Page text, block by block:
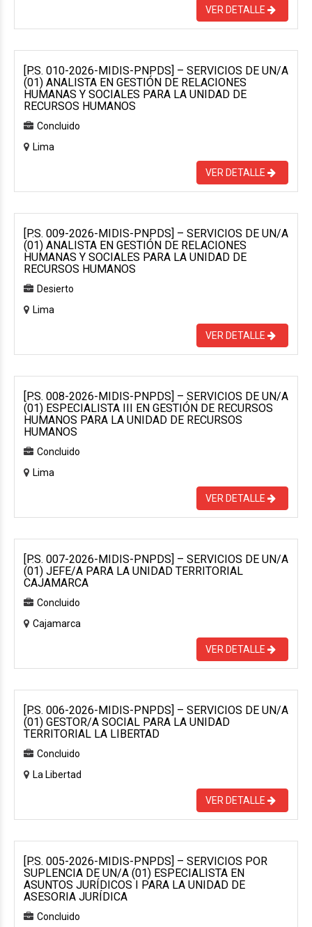
VER DETALLE
[P.S. 010-2026-MIDIS-PNPDS] – SERVICIOS DE UN/A
(01) ANALISTA EN GESTIÓN DE RELACIONES
HUMANAS Y SOCIALES PARA LA UNIDAD DE
RECURSOS HUMANOS
Concluido
Lima
VER DETALLE
[P.S. 009-2026-MIDIS-PNPDS] – SERVICIOS DE UN/A
(01) ANALISTA EN GESTIÓN DE RELACIONES
HUMANAS Y SOCIALES PARA LA UNIDAD DE
RECURSOS HUMANOS
Desierto
Lima
VER DETALLE
[P.S. 008-2026-MIDIS-PNPDS] – SERVICIOS DE UN/A
(01) ESPECIALISTA III EN GESTIÓN DE RECURSOS
HUMANOS PARA LA UNIDAD DE RECURSOS
HUMANOS
Concluido
Lima
VER DETALLE
[P.S. 007-2026-MIDIS-PNPDS] – SERVICIOS DE UN/A
(01) JEFE/A PARA LA UNIDAD TERRITORIAL
CAJAMARCA
Concluido
Cajamarca
VER DETALLE
[P.S. 006-2026-MIDIS-PNPDS] – SERVICIOS DE UN/A
(01) GESTOR/A SOCIAL PARA LA UNIDAD
TERRITORIAL LA LIBERTAD
Concluido
La Libertad
VER DETALLE
[P.S. 005-2026-MIDIS-PNPDS] – SERVICIOS POR
SUPLENCIA DE UN/A (01) ESPECIALISTA EN
ASUNTOS JURÍDICOS I PARA LA UNIDAD DE
ASESORIA JURÍDICA
Concluido